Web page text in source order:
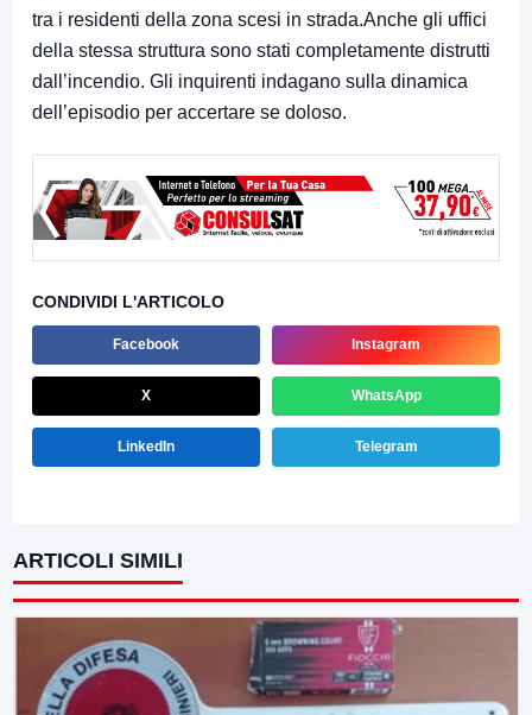
tra i residenti della zona scesi in strada.Anche gli uffici
della stessa struttura sono stati completamente distrutti
dall’incendio. Gli inquirenti indagano sulla dinamica
dell’episodio per accertare se doloso.
CONDIVIDI L'ARTICOLO
Facebook Instagram
X WhatsApp
LinkedIn Telegram
ARTICOLI SIMILI